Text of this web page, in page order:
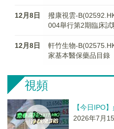
12月8日
撥康視雲-
004舉行第2期臨床試
12月8日
軒竹生物-
家基本醫保藥品目錄
視頻
【今日IPO
2026年7月